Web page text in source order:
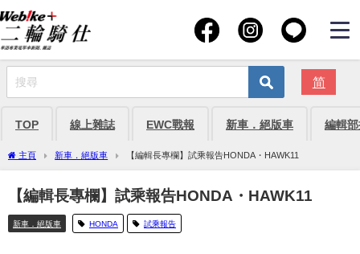
简
TOP 線上雜誌 EWC戰報 新車．絕版車 編輯
主頁 新車．絕版車 【編輯長專欄】試乘報告HONDA・HAWK11
【編輯長專欄】試乘報告HONDA・HAWK11
新車．絕版車 HONDA 試乘報告